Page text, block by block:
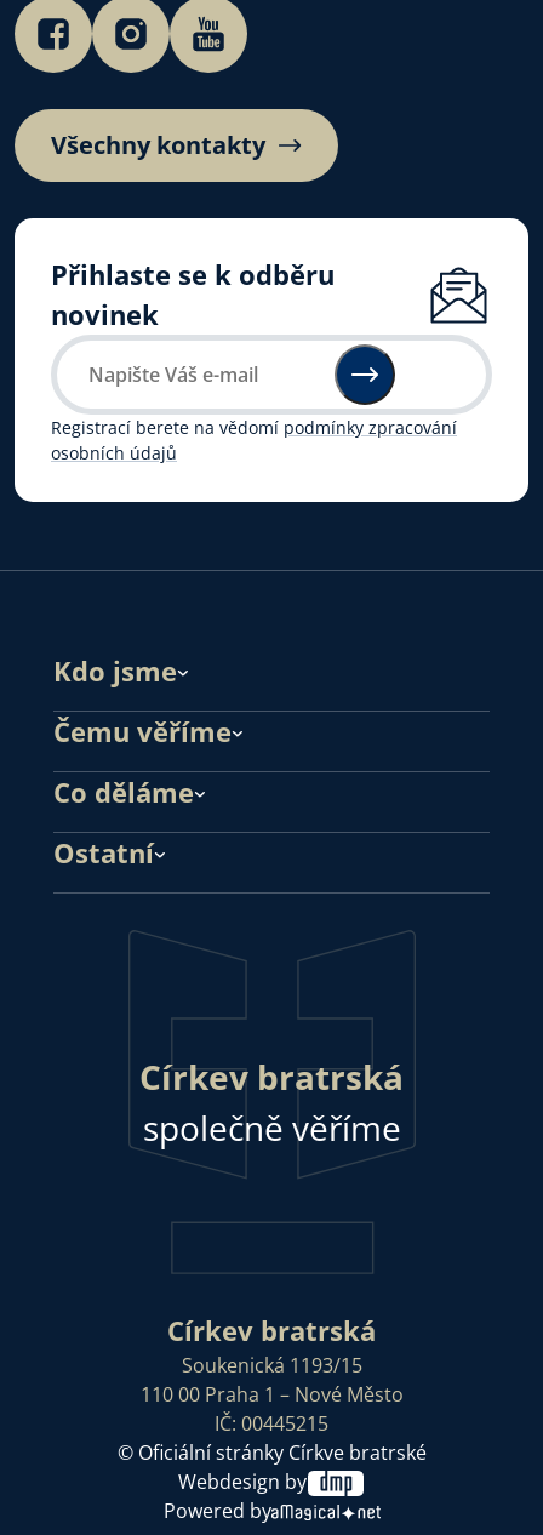
Všechny kontakty
Přihlaste se k odběru
novinek
Registrací berete na vědomí podmínky zpracování
osobních údajů
Kdo jsme
Čemu věříme
Co děláme
Ostatní
Církev bratrská
společně věříme
Církev bratrská
Soukenická 1193/15
110 00 Praha 1 – Nové Město
IČ: 00445215
© Oficiální stránky Církve bratrské
Webdesign by
Powered by